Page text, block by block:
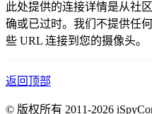
此处提供的连接详情是从社
确或已过时。我们不提供任
些 URL 连接到您的摄像头。
返回顶部
© 版权所有 2011-2026